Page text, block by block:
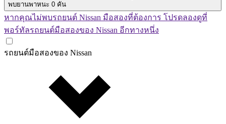
พบยานพาหนะ 0 คัน
หากคุณไม่พบรถยนต์ Nissan มือสองที่ต้องการ โปรดลองดูที่
พอร์ทัลรถยนต์มือสองของ Nissan อีกทางหนึ่ง
รถยนต์มือสองของ Nissan